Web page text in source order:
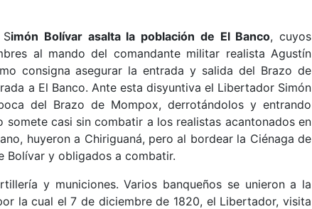
imón Bolívar asalta la población de El Banco, cuyos
al mando del comandante militar realista Agustín
consigna asegurar la entrada y salida del Brazo de
a El Banco. Ante esta disyuntiva el Libertador Simón
del Brazo de Mompox, derrotándolos y entrando
casi sin combatir a los realistas acantonados en
huyeron a Chiriguaná, pero al bordear la Ciénaga de
Bolívar y obligados a combatir.
y municiones. Varios banqueños se unieron a la
la cual el 7 de diciembre de 1820, el Libertador, visita